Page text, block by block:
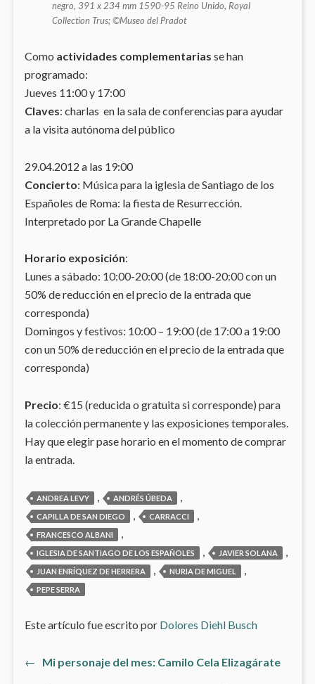
negro, 391 x 234 mm 1590-95 Reino Unido, Royal
Collection Trus; ©Museo del Pradot
Como actividades complementarias se han
programado:
Jueves 11:00 y 17:00
Claves: charlas en la sala de conferencias para ayudar
a la visita autónoma del público
29.04.2012 a las 19:00
Concierto: Música para la iglesia de Santiago de los
Españoles de Roma: la fiesta de Resurrección.
Interpretado por La Grande Chapelle
Horario exposición:
Lunes a sábado: 10:00-20:00 (de 18:00-20:00 con un
50% de reducción en el precio de la entrada que
corresponda)
Domingos y festivos: 10:00 – 19:00 (de 17:00 a 19:00
con un 50% de reducción en el precio de la entrada que
corresponda)
Precio: €15 (reducida o gratuita si corresponde) para
la colección permanente y las exposiciones temporales.
Hay que elegir pase horario en el momento de comprar
la entrada.
ANDREA LEVY ANDRÉS ÚBEDA
CAPILLA DE SAN DIEGO CARRACCI
FRANCESCO ALBANI
IGLESIA DE SANTIAGO DE LOS ESPAÑOLES JAVIER SOLANA
JUAN ENRÍQUEZ DE HERRERA NURIA DE MIGUEL
PEPE SERRA
Este artículo fue escrito por Dolores Diehl Busch
Navegación
←
Artículo
Mi personaje del mes: Camilo Cela Elizagárate